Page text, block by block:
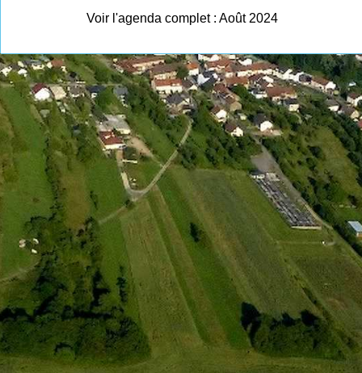
Voir l'agenda complet : Août 2024